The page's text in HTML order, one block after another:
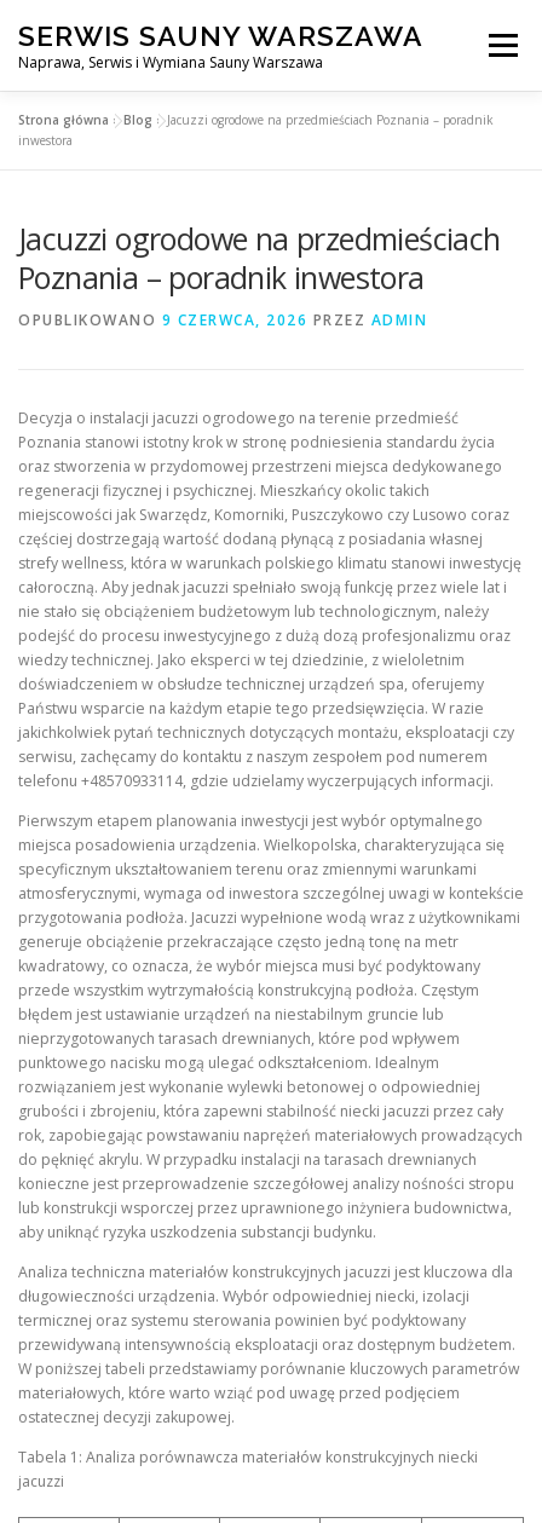
treści
SERWIS SAUNY WARSZAWA
Naprawa, Serwis i Wymiana Sauny Warszawa
Menu
SERWIS DO SAUNY WARSZAWA
Strona główna »Blog »Jacuzzi ogrodowe na przedmieściach Poznania – poradnik
inwestora
Jacuzzi ogrodowe na przedmieściach
Poznania – poradnik inwestora
OPUBLIKOWANO 9 CZERWCA, 2026 PRZEZ ADMIN
Decyzja o instalacji jacuzzi ogrodowego na terenie przedmieść
Poznania stanowi istotny krok w stronę podniesienia standardu życia
oraz stworzenia w przydomowej przestrzeni miejsca dedykowanego
regeneracji fizycznej i psychicznej. Mieszkańcy okolic takich
miejscowości jak Swarzędz, Komorniki, Puszczykowo czy Lusowo coraz
częściej dostrzegają wartość dodaną płynącą z posiadania własnej
strefy wellness, która w warunkach polskiego klimatu stanowi inwestycję
całoroczną. Aby jednak jacuzzi spełniało swoją funkcję przez wiele lat i
nie stało się obciążeniem budżetowym lub technologicznym, należy
podejść do procesu inwestycyjnego z dużą dozą profesjonalizmu oraz
wiedzy technicznej. Jako eksperci w tej dziedzinie, z wieloletnim
doświadczeniem w obsłudze technicznej urządzeń spa, oferujemy
Państwu wsparcie na każdym etapie tego przedsięwzięcia. W razie
jakichkolwiek pytań technicznych dotyczących montażu, eksploatacji czy
serwisu, zachęcamy do kontaktu z naszym zespołem pod numerem
telefonu +48570933114, gdzie udzielamy wyczerpujących informacji.
Pierwszym etapem planowania inwestycji jest wybór optymalnego
miejsca posadowienia urządzenia. Wielkopolska, charakteryzująca się
specyficznym ukształtowaniem terenu oraz zmiennymi warunkami
atmosferycznymi, wymaga od inwestora szczególnej uwagi w kontekście
przygotowania podłoża. Jacuzzi wypełnione wodą wraz z użytkownikami
generuje obciążenie przekraczające często jedną tonę na metr
kwadratowy, co oznacza, że wybór miejsca musi być podyktowany
przede wszystkim wytrzymałością konstrukcyjną podłoża. Częstym
błędem jest ustawianie urządzeń na niestabilnym gruncie lub
nieprzygotowanych tarasach drewnianych, które pod wpływem
punktowego nacisku mogą ulegać odkształceniom. Idealnym
rozwiązaniem jest wykonanie wylewki betonowej o odpowiedniej
grubości i zbrojeniu, która zapewni stabilność niecki jacuzzi przez cały
rok, zapobiegając powstawaniu naprężeń materiałowych prowadzących
do pęknięć akrylu. W przypadku instalacji na tarasach drewnianych
konieczne jest przeprowadzenie szczegółowej analizy nośności stropu
lub konstrukcji wsporczej przez uprawnionego inżyniera budownictwa,
aby uniknąć ryzyka uszkodzenia substancji budynku.
Analiza techniczna materiałów konstrukcyjnych jacuzzi jest kluczowa dla
długowieczności urządzenia. Wybór odpowiedniej niecki, izolacji
termicznej oraz systemu sterowania powinien być podyktowany
przewidywaną intensywnością eksploatacji oraz dostępnym budżetem.
W poniższej tabeli przedstawiamy porównanie kluczowych parametrów
materiałowych, które warto wziąć pod uwagę przed podjęciem
ostatecznej decyzji zakupowej.
Tabela 1: Analiza porównawcza materiałów konstrukcyjnych niecki
jacuzzi